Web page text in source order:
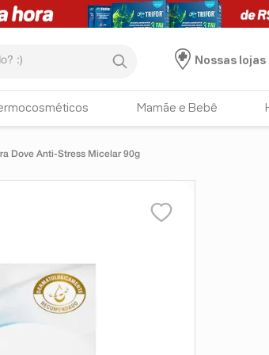
Nossas lojas
Mamãe e Bebê
Dove Anti-Stress Micelar 90g